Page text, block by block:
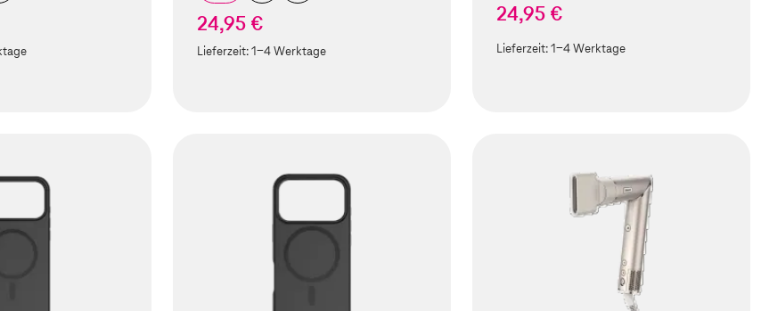
24,95 €
Lieferzeit:1-4 Werktage
24,95 €
Lieferzeit:1-4 Werktage